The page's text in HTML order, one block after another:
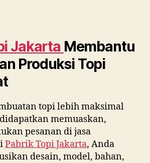
Jakarta Membantu
Produksi Topi
topi lebih maksimal
memuaskan,
pesanan di jasa
Pabrik Topi Jakarta, Anda
desain, model, bahan,